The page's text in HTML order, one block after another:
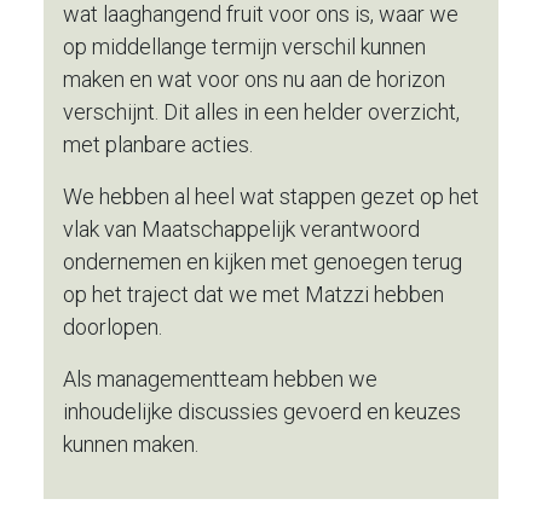
wat laaghangend fruit voor ons is, waar we
op middellange termijn verschil kunnen
maken en wat voor ons nu aan de horizon
verschijnt. Dit alles in een helder overzicht,
met planbare acties.
We hebben al heel wat stappen gezet op het
vlak van Maatschappelijk verantwoord
ondernemen en kijken met genoegen terug
op het traject dat we met Matzzi hebben
doorlopen.
Als managementteam hebben we
inhoudelijke discussies gevoerd en keuzes
kunnen maken.